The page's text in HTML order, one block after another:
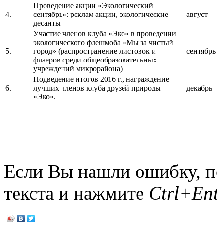
4.
Проведение акции «Экологический
сентябрь»: реклам акции, экологические
десанты
август
5.
Участие членов клуба «Эко» в проведении
экологического флешмоба «Мы за чистый
город» (распространение листовок и
флаеров среди общеобразовательных
учреждений микрорайона)
сентябрь
6.
Подведение итогов 2016 г., награждение
лучших членов клуба друзей природы
«Эко».
декабрь
Если Вы нашли ошибку,
текста и нажмите